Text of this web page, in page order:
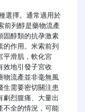
前列醇是藥物流產
固醇類的抗孕激素
作用。米索前列
平滑肌，軟化宮
效地引發子宮收
物流產並非毫無風
生需要密切關注患
劇烈腹痛、大量出
不全的情況，可能